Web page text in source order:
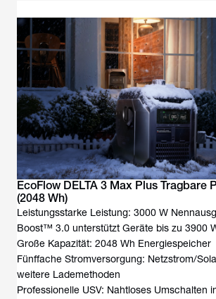
EcoFlow DELTA 3 Max Plus Tragbare
(2048 Wh)
Leistungsstarke Leistung: 3000 W
Boost™ 3.0 unterstützt Geräte bis zu 3900
Große Kapazität: 2048 Wh Energiespeicher
Fünffache Stromversorgung: Netzstrom/
weitere Lademethoden
Professionelle USV: Nahtloses Umschalten